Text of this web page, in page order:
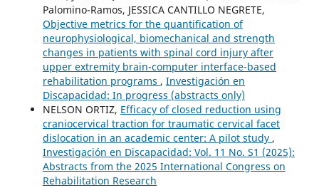
Palomino-Ramos, JESSICA CANTILLO NEGRETE,
Objective metrics for the quantification of
neurophysiological, biomechanical and strength
changes in patients with spinal cord injury after
upper extremity brain-computer interface-based
rehabilitation programs , Investigación en
Discapacidad: In progress (abstracts only)
NELSON ORTIZ, Efficacy of closed reduction using
craniocervical traction for traumatic cervical facet
dislocation in an academic center: A pilot study ,
Investigación en Discapacidad: Vol. 11 No. S1 (2025):
Abstracts from the 2025 International Congress on
Rehabilitation Research